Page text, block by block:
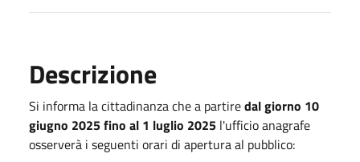
Descrizione
Si informa la cittadinanza che a partiredal giorno 10
giugno 2025 fino al 1 luglio 2025 l'ufficio anagrafe
osserverà i seguenti orari di apertura al pubblico: